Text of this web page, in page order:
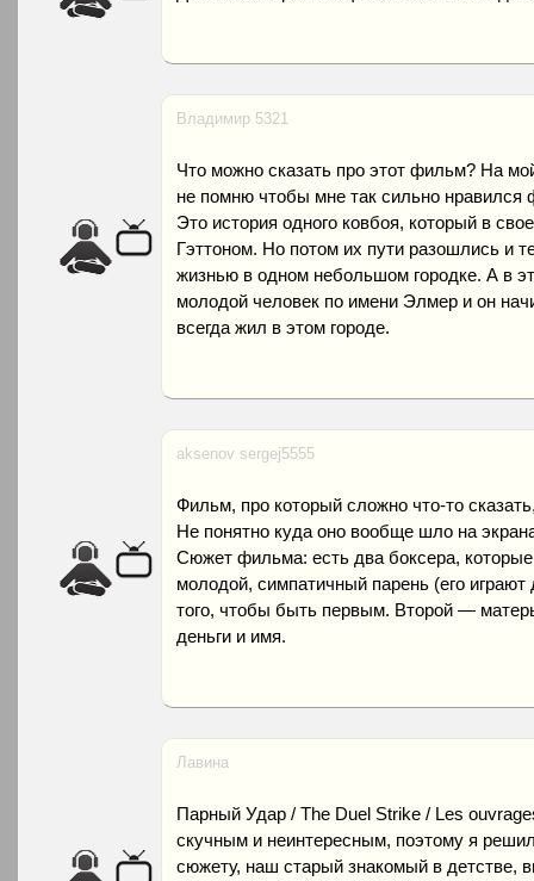
Владимир 5321
Что можно сказать про этот фильм? На
не помню чтобы мне так сильно
Это история одного ковбоя, который в
Гэттоном. Но потом их пути разошлись и
жизнью в одном небольшом городке. А в
молодой человек по имени Элмер и он
всегда жил в этом городе.
aksenov sergej5555
Фильм, про который сложно что-то
Не понятно куда оно вообще шло на
Сюжет фильма: есть два боксера,
молодой, симпатичный парень (его
того, чтобы быть первым. Второй —
деньги и имя.
Лавина
Парный Удар / The Duel Strike / Les
скучным и неинтересным, поэтому я
сюжету, наш старый знакомый в детстве,